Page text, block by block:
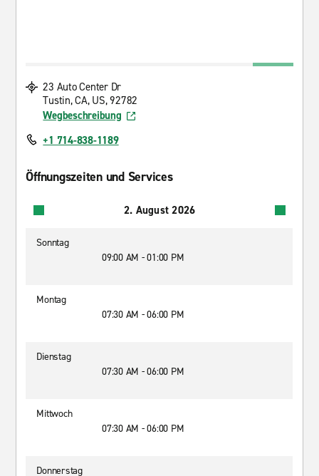
23 Auto Center Dr
Tustin, CA, US, 92782
Wegbeschreibung
+1 714-838-1189
Öffnungszeiten und Services
2. August 2026
Sonntag
09:00 AM - 01:00 PM
Montag
07:30 AM - 06:00 PM
Dienstag
07:30 AM - 06:00 PM
Mittwoch
07:30 AM - 06:00 PM
Donnerstag